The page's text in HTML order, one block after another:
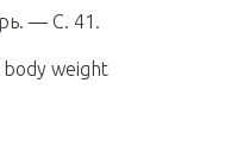
— С. 41.
body weight